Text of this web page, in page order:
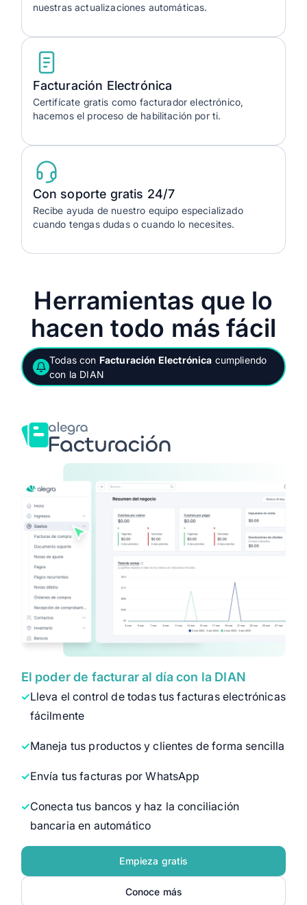
nuestras actualizaciones automáticas.
Facturación Electrónica
Certifícate gratis como facturador electrónico,
hacemos el proceso de habilitación por ti.
Con soporte gratis 24/7
Recibe ayuda de nuestro equipo especializado
cuando tengas dudas o cuando lo necesites.
Herramientas que lo
hacen todo más fácil
Todas con Facturación Electrónica cumpliendo
con la DIAN
El poder de facturar al día con la DIAN
Lleva el control de todas tus facturas electrónicas
fácilmente
Maneja tus productos y clientes de forma sencilla
Envía tus facturas por WhatsApp
Conecta tus bancos y haz la conciliación
bancaria en automático
Empieza gratis
Conoce más